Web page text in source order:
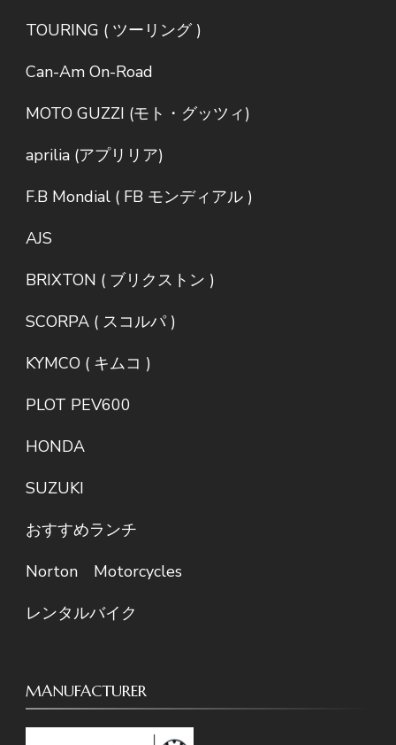
TOURING ( ツーリング )
Can-Am On-Road
MOTO GUZZI (モト・グッツィ)
aprilia (アプリリア)
F.B Mondial ( FB モンディアル )
AJS
BRIXTON ( ブリクストン )
SCORPA ( スコルパ )
KYMCO ( キムコ )
PLOT PEV600
HONDA
SUZUKI
おすすめランチ
Norton Motorcycles
レンタルバイク
MANUFACTURER